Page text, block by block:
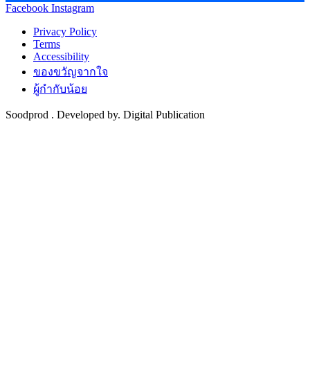
Facebook Instagram
Privacy Policy
Terms
Accessibility
ของขวัญจากใจ
ผู้กำกับน้อย
Soodprod . Developed by. Digital Publication